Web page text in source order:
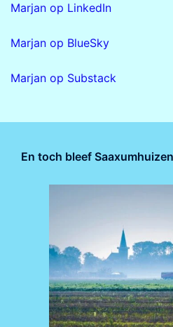
Marjan op LinkedIn
Marjan op BlueSky
Marjan op Substack
En toch bleef Saaxumhuizen